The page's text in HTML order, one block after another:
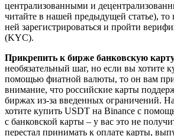
централизованными и
читайте в нашей предыдущей статье), то
ней зарегистрироваться и пройти
(KYC).
Прикрепить к бирже банковскую
необязательный шаг, но если вы хотите
помощью фиатной валюты, то он вам
внимание, что российские карты
биржах из-за введенных ограничений.
хотите купить USDT на Binance с
с банковской карты – у вас это не
перестал принимать к оплате карты,